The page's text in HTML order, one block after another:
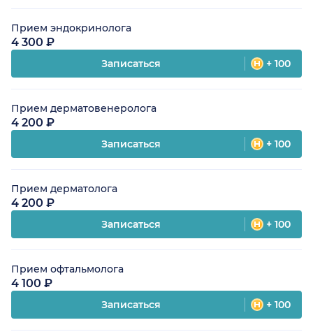
Прием эндокринолога
4 300 ₽
Записаться + 100
Прием дерматовенеролога
4 200 ₽
Записаться + 100
Прием дерматолога
4 200 ₽
Записаться + 100
Прием офтальмолога
4 100 ₽
Записаться + 100